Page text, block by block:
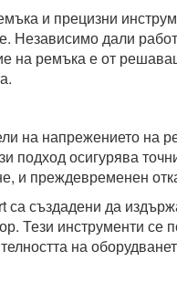
и прецизни
дали
на ремъка е от
на напрежението на
подход осигурява
и преждевременен
създадени да
Тези инструменти се
на